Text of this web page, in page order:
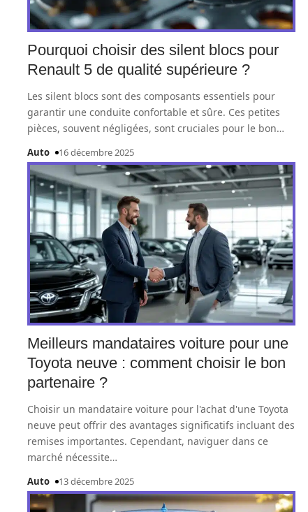
Pourquoi choisir des silent blocs pour
Renault 5 de qualité supérieure ?
Les silent blocs sont des composants essentiels pour
garantir une conduite confortable et sûre. Ces petites
pièces, souvent négligées, sont cruciales pour le bon…
Auto 16 décembre 2025
Meilleurs mandataires voiture pour une
Toyota neuve : comment choisir le bon
partenaire ?
Choisir un mandataire voiture pour l'achat d'une Toyota
neuve peut offrir des avantages significatifs incluant des
remises importantes. Cependant, naviguer dans ce
marché nécessite…
Auto 13 décembre 2025